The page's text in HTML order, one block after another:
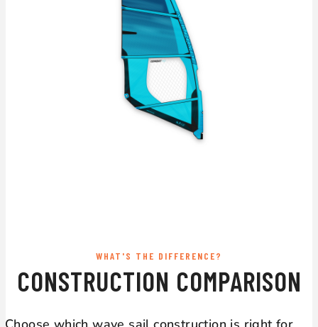
WHAT'S THE DIFFERENCE?
CONSTRUCTION COMPARISON